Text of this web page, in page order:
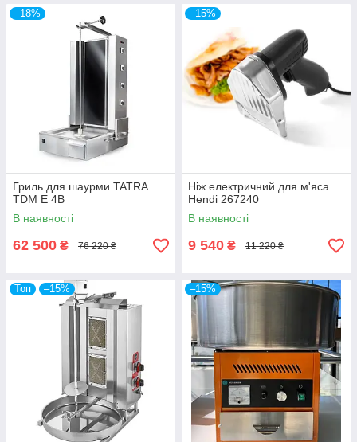
–18%
Гриль для шаурми TATRA
TDM E 4B
В наявності
62 500 ₴ 76 220 ₴
–15%
Ніж електричний для м'яса
Hendi 267240
В наявності
9 540 ₴ 11 220 ₴
Топ –15% –15%